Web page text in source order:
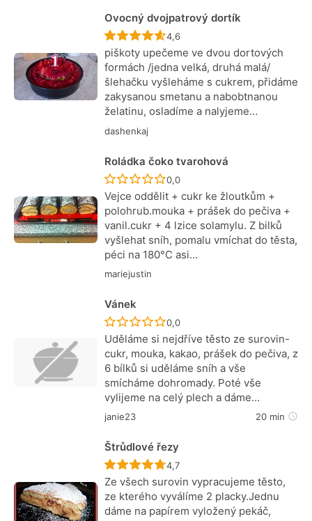
Ovocný dvojpatrový dortík
Recept ještě nebyl hodnocen
4,6
piškoty upečeme ve dvou dortových
formách /jedna velká, druhá malá/
šlehačku vyšleháme s cukrem, přidáme
zakysanou smetanu a nabobtnanou
želatinu, osladíme a nalyjeme…
dashenkaj
Roládka čoko tvarohová
Recept ještě nebyl hodnocen
0,0
Vejce oddělit + cukr ke žloutkům +
polohrub.mouka + prášek do pečiva +
vanil.cukr + 4 lzice solamylu. Z bilků
vyšlehat sníh, pomalu vmíchat do těsta,
péci na 180°C asi…
mariejustin
Vánek
Recept ještě nebyl hodnocen
0,0
Uděláme si nejdříve těsto ze surovin-
cukr, mouka, kakao, prášek do pečiva, z
6 bílků si uděláme sníh a vše
smícháme dohromady. Poté vše
vylijeme na celý plech a dáme…
janie23 20 min
Štrůdlové řezy
Recept ještě nebyl hodnocen
4,7
Ze všech surovin vypracujeme těsto,
ze kterého vyválíme 2 placky.Jednu
dáme na papírem vyložený pekáč,